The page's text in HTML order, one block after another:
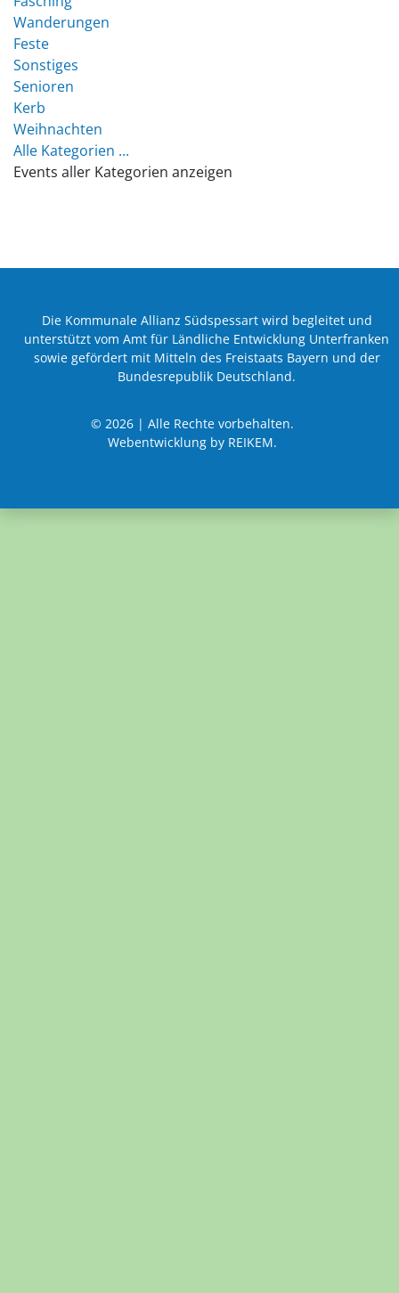
Wanderungen
Feste
Sonstiges
Senioren
Kerb
Weihnachten
Alle Kategorien ...
Events aller Kategorien anzeigen
Die Kommunale Allianz Südspessart wird begleitet und
unterstützt vom Amt für Ländliche Entwicklung Unterfranken
sowie gefördert mit Mitteln des Freistaats Bayern und der
Bundesrepublik Deutschland.
© 2026 | Alle Rechte vorbehalten.
Webentwicklung by REIKEM.